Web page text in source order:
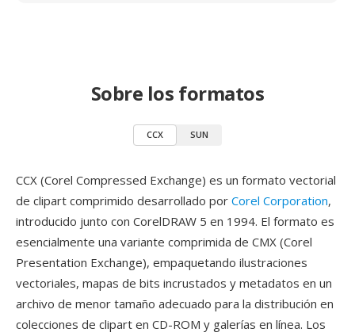
Sobre los formatos
CCX SUN
CCX (Corel Compressed Exchange) es un formato vectorial
de clipart comprimido desarrollado por Corel Corporation,
introducido junto con CorelDRAW 5 en 1994. El formato es
esencialmente una variante comprimida de CMX (Corel
Presentation Exchange), empaquetando ilustraciones
vectoriales, mapas de bits incrustados y metadatos en un
archivo de menor tamaño adecuado para la distribución en
colecciones de clipart en CD-ROM y galerías en línea. Los